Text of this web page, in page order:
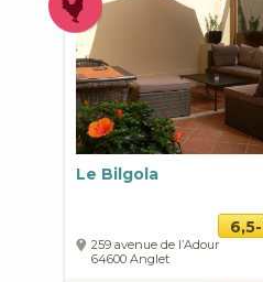
Le Bilgola
259 avenue de l’Adour
64600 Anglet